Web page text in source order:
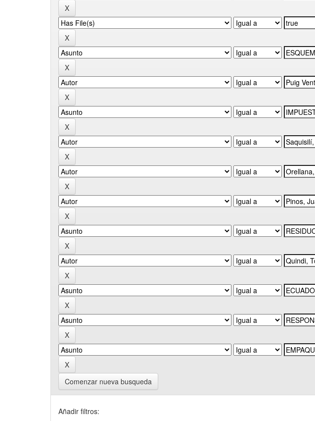
Comenzar nueva busqueda
Añadir filtros: